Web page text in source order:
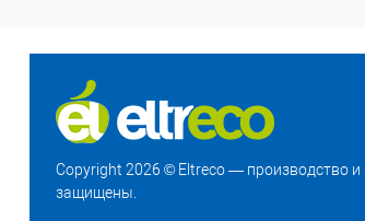
Copyright 2026 © Eltreco — производство
защищены.